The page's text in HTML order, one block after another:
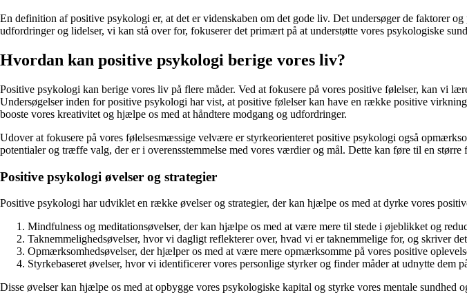
En definition af positive psykologi er, at det er videnskaben om det gode liv. Det undersøger de faktorer
udfordringer og lidelser, vi kan stå over for, fokuserer det primært på at understøtte vores psykologiske
Hvordan kan positive psykologi berige vores liv?
Positive psykologi kan berige vores liv på flere måder. Ved at fokusere på vores positive følelser, kan vi
Undersøgelser inden for positive psykologi har vist, at positive følelser kan have en række positive
booste vores kreativitet og hjælpe os med at håndtere modgang og udfordringer.
Udover at fokusere på vores følelsesmæssige velvære er styrkeorienteret positive psykologi også
potentialer og træffe valg, der er i overensstemmelse med vores værdier og mål. Dette kan føre til en
Positive psykologi øvelser og strategier
Positive psykologi har udviklet en række øvelser og strategier, der kan hjælpe os med at dyrke vores
Mindfulness og meditationsøvelser, der kan hjælpe os med at være mere til stede i øjeblikket og
Taknemmelighedsøvelser, hvor vi dagligt reflekterer over, hvad vi er taknemmelige for, og skriver
Opmærksomhedsøvelser, der hjælper os med at være mere opmærksomme på vores positive
Styrkebaseret øvelser, hvor vi identificerer vores personlige styrker og finder måder at udnytte dem
Disse øvelser kan hjælpe os med at opbygge vores psykologiske kapital og styrke vores mentale sundhed